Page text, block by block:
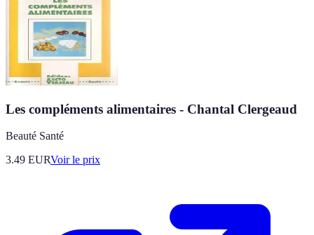
Les compléments alimentaires - Chantal Clergeaud
Beauté Santé
3.49 EURVoir le prix